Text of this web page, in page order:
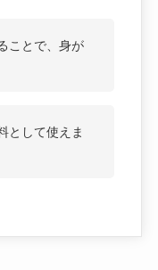
ことで、身が
として使えま